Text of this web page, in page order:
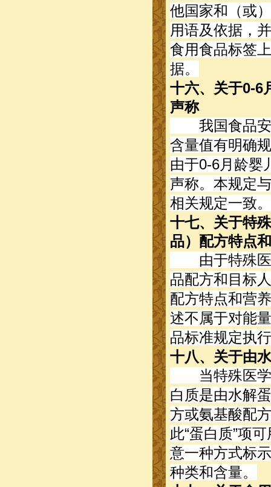
他国家和（或
用语及依据，
食用食品标签
据。
十六、关于0-6
声称
我国食品安
含量值有明确
由于0-6月龄婴
声称。本规定
相关规定一致。
十七、关于特
品）配方特点
由于特殊医
品配方和目标
配方特点和营
述不属于对能
品标准规定执
十八、关于由
当特殊医学
白质是由水解
方或氨基酸配
此“蛋白质”项
意一种方式标
种类和含量。